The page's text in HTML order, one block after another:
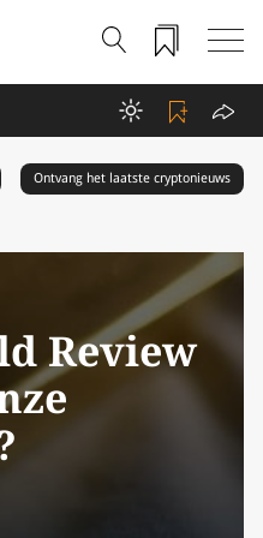
Ontvang het laatste cryptonieuws
Review